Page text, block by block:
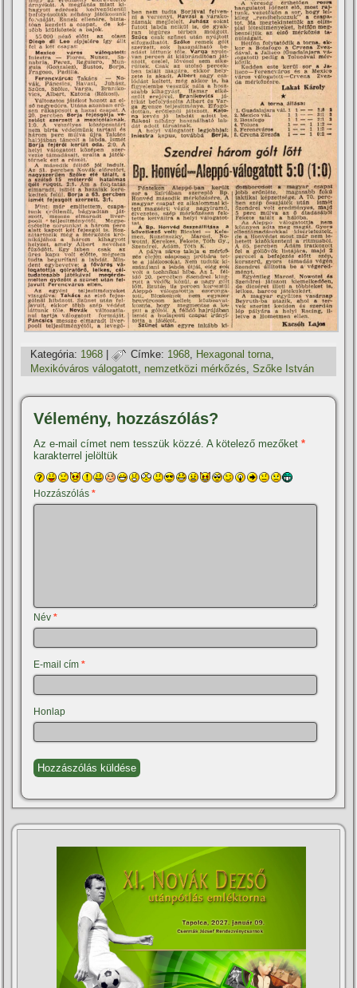
Kategória: 1968 | Címke: 1968, Hexagonal torna,
Mexikóváros válogatott nemzetközi mérkőzés ,Szőke István
Vélemény, hozzászólás?
Az e-mail címet nem tesszük közzé. A kötelező mezőket*
karakterrel jelöltük
Hozzászólás*
Név*
E-mail cím*
Honlap